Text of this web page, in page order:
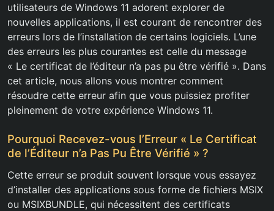
utilisateurs de Windows 11 adorent explorer de
nouvelles applications, il est courant de rencontrer des
erreurs lors de l’installation de certains logiciels. L’une
des erreurs les plus courantes est celle du message
« Le certificat de l’éditeur n’a pas pu être vérifié ». Dans
cet article, nous allons vous montrer comment
résoudre cette erreur afin que vous puissiez profiter
pleinement de votre expérience Windows 11.
Pourquoi Recevez-vous l’Erreur « Le Certificat
de l’Éditeur n’a Pas Pu Être Vérifié » ?
Cette erreur se produit souvent lorsque vous essayez
d’installer des applications sous forme de fichiers MSIX
ou MSIXBUNDLE, qui nécessitent des certificats